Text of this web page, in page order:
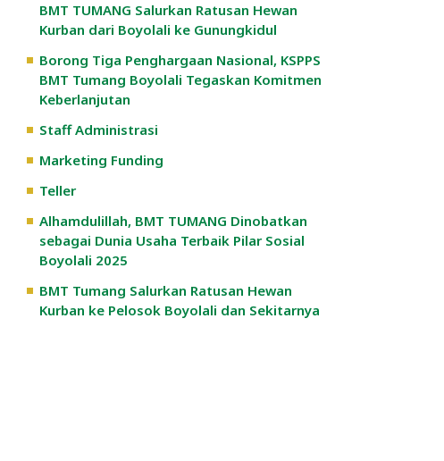
BMT TUMANG Salurkan Ratusan Hewan
Kurban dari Boyolali ke Gunungkidul
Borong Tiga Penghargaan Nasional, KSPPS
BMT Tumang Boyolali Tegaskan Komitmen
Keberlanjutan
Staff Administrasi
Marketing Funding
Teller
Alhamdulillah, BMT TUMANG Dinobatkan
sebagai Dunia Usaha Terbaik Pilar Sosial
Boyolali 2025
BMT Tumang Salurkan Ratusan Hewan
Kurban ke Pelosok Boyolali dan Sekitarnya